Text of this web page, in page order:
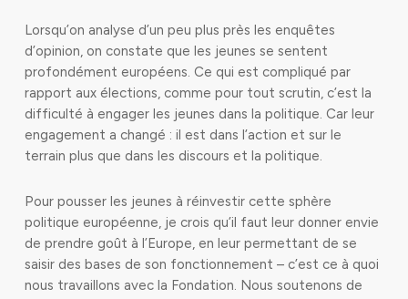
Lorsqu’on analyse d’un peu plus près les enquêtes
d’opinion, on constate que les jeunes se sentent
profondément européens. Ce qui est compliqué par
rapport aux élections, comme pour tout scrutin, c’est la
difficulté à engager les jeunes dans la politique. Car leur
engagement a changé : il est dans l’action et sur le
terrain plus que dans les discours et la politique.
Pour pousser les jeunes à réinvestir cette sphère
politique européenne, je crois qu’il faut leur donner envie
de prendre goût à l’Europe, en leur permettant de se
saisir des bases de son fonctionnement – c’est ce à quoi
nous travaillons avec la Fondation. Nous soutenons de